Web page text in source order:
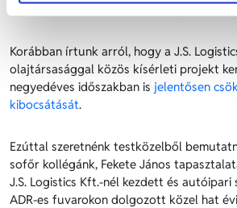
közúti szállításban, hanem a hajózásban
Korábban írtunk arról, hogy a J.S.
olajtársasággal közös kísérleti projekt
negyedéves időszakban is jelentősen
kibocsátását.
Ezúttal szeretnénk testközelből
sofőr kollégánk, Fekete János
J.S. Logistics Kft.-nél kezdett és
ADR-es fuvarokon dolgozott közel hat